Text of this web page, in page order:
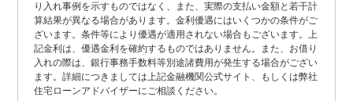
り入れ事例を示すものではなく、また、実際の支払い金額と若干計
算結果が異なる場合があります。金利優遇にはいくつかの条件がご
ざいます。条件等により優遇が適用されない場合もございます。上
記金利は、優遇金利を確約するものではありません。また、お借り
入れの際は、銀行事務手数料等別途諸費用が発生する場合がござい
ます。詳細につきましては上記金融機関公式サイト、もしくは弊社
住宅ローンアドバイザーにご相談ください。